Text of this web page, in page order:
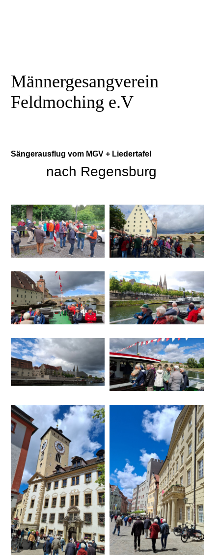
Männergesangverein
Feldmoching e.V
Sängerausflug vom MGV + Liedertafel
nach Regensburg